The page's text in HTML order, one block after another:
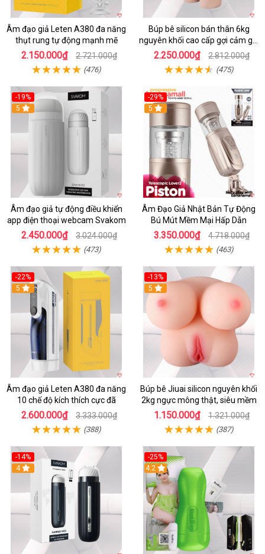
Âm đạo giả Leten A380 đa năng
thụt rung tự động mạnh mẽ
2.150.000₫ 2.721.000₫
(476)
Búp bê silicon bán thân 6kg
nguyên khối cao cấp gợi cảm giá
tốt
2.250.000₫ 2.812.000₫
(475)
-19%
5
Âm đạo giả tự động điều khiển
app điện thoại webcam Svakom
2.450.000₫ 3.024.000₫
(473)
-29%
5
Âm Đạo Giả Nhật Bản Tự Động
Bú Mút Mềm Mại Hấp Dẫn
3.350.000₫ 4.718.000₫
(463)
-22%
5
Âm đạo giả Leten A380 đa năng
10 chế độ kích thích cực đã
2.600.000₫ 3.333.000₫
(388)
-13%
5
Búp bê Jiuai silicon nguyên khối
2kg ngực mông thật, siêu mềm
1.150.000₫ 1.321.000₫
(387)
-14%
4
-25%
4.2